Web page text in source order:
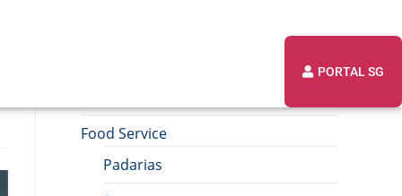
PORTAL SG
Food Service
Padarias